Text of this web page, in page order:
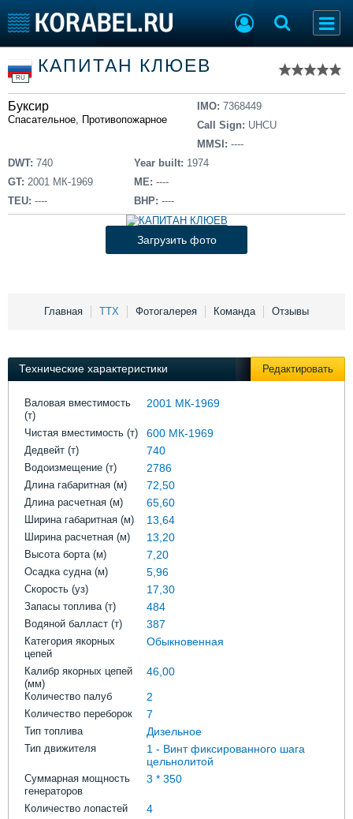
Тип судна
Добавить судно
Добавить проект
Последние 100
Пульс
Новости
Компании
Репутация
Торговая площадка
Доска объявлений
Продажа флота
Оборудование
Изделия
Материалы
Услуги
Выставки и семинары
Личности
Словарь
Галерея флота
Форум
Отзывы
RU
КАПИТАН КЛЮЕВ
Буксир
Спасательное, Противопожарное
IMO: 7368449
Call Sign: UHCU
MMSI: ----
DWT: 740
GT: 2001 МК-1969
TEU: ----
Year built: 1974
ME: ----
BHP: ----
Загрузить фото
Главная ТТХ Фотогалерея Команда Отзывы
Технические характеристики Редактировать
Валовая вместимость
(т)
2001 МК-1969
Чистая вместимость (т) 600 МК-1969
Дедвейт (т) 740
Водоизмещение (т) 2786
Длина габаритная (м) 72,50
Длина расчетная (м) 65,60
Ширина габаритная (м) 13,64
Ширина расчетная (м) 13,20
Высота борта (м) 7,20
Осадка судна (м) 5,96
Скорость (уз) 17,30
Запасы топлива (т) 484
Водяной балласт (т) 387
Категория якорных
цепей
Обыкновенная
Калибр якорных цепей
(мм)
46,00
Количество палуб 2
Количество переборок 7
Тип топлива Дизельное
Тип движителя
1 - Винт фиксированного шага
цельнолитой
Суммарная мощность
генераторов
3 * 350
Количество лопастей 4